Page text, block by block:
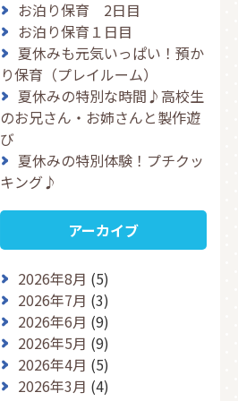
お泊り保育 2日目
お泊り保育１日目
夏休みも元気いっぱい！預か
り保育（プレイルーム）
夏休みの特別な時間♪高校生
のお兄さん・お姉さんと製作遊
び
夏休みの特別体験！プチクッ
キング♪
アーカイブ
2026年8月 (5)
2026年7月 (3)
2026年6月 (9)
2026年5月 (9)
2026年4月 (5)
2026年3月 (4)